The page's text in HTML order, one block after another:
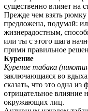
существенно влияет на
Прежде чем взять
предложена, подумай:
жизнерадостным,
или ты с этого шага
прими правильное
Курение
Курение табака
заключающаяся во
сказать, что это одна
отрицательное влияние
окружающих лиц.